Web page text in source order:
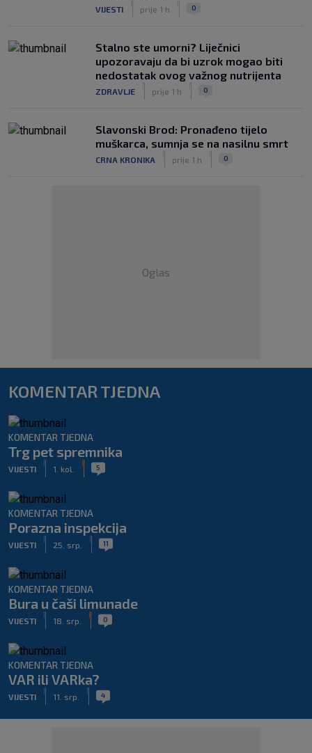
VIJESTI prije 1 h 0
Stalno ste umorni? Liječnici
upozoravaju da bi uzrok mogao biti
nedostatak ovog važnog nutrijenta
ZDRAVLJE prije 1 h 0
Slavonski Brod: Pronađeno tijelo
muškarca, sumnja se na nasilnu smrt
CRNA KRONIKA prije 1 h 0
Oglas
KOMENTAR TJEDNA
KOMENTAR TJEDNA
Trg pet spremnika
VIJESTI 1. kol. 5
KOMENTAR TJEDNA
Porazna inspekcija
VIJESTI 25. srp. 11
KOMENTAR TJEDNA
Bura u čaši limunade
VIJESTI 18. srp. 0
KOMENTAR TJEDNA
VAR ili VARka?
VIJESTI 11. srp. 4